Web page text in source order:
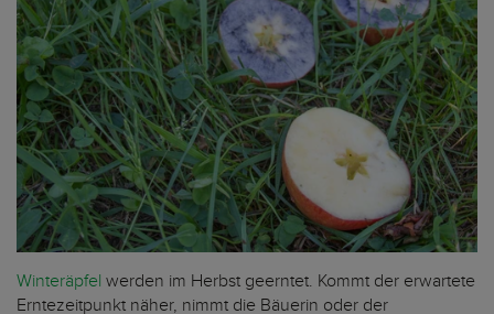
Winteräpfel werden im Herbst geerntet. Kommt der erwartete
Erntezeitpunkt näher, nimmt die Bäuerin oder der